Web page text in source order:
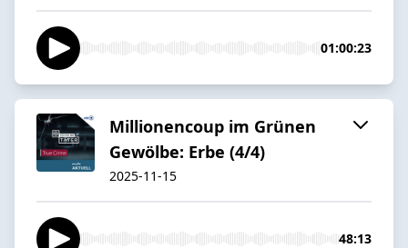
01:00:23
Millionencoup im Grünen
Gewölbe: Erbe (4/4)
2025-11-15
48:13